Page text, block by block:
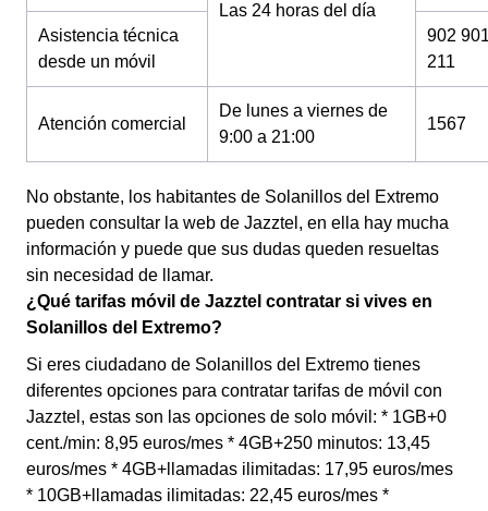
Las 24 horas del día
Asistencia técnica
desde un móvil
902
211
Atención comercial
De lunes a viernes de
9:00 a 21:00
1567
No obstante, los habitantes de Solanillos del Extremo
pueden consultar la web de Jazztel, en ella hay mucha
información y puede que sus dudas queden resueltas
sin necesidad de llamar.
¿Qué tarifas móvil de Jazztel contratar si vives en
Solanillos del Extremo?
Si eres ciudadano de Solanillos del Extremo tienes
diferentes opciones para contratar tarifas de móvil con
Jazztel, estas son las opciones de solo móvil: * 1GB+0
cent./min: 8,95 euros/mes * 4GB+250 minutos: 13,45
euros/mes * 4GB+llamadas ilimitadas: 17,95 euros/mes
* 10GB+llamadas ilimitadas: 22,45 euros/mes *